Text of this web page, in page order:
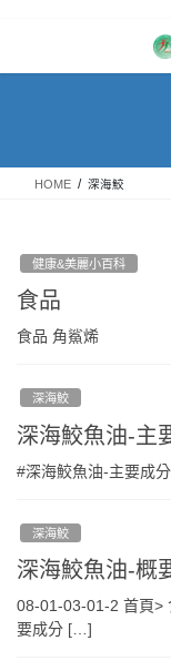
the
the
HOME 深海鮫
健康&美麗小百科
食品
食品 角鯊烯
深海鮫
深海鮫魚油-主
#深海鮫魚油-主要成分
深海鮫
深海鮫魚油-概
08-01-03-01-2 首頁>
要成分 […]